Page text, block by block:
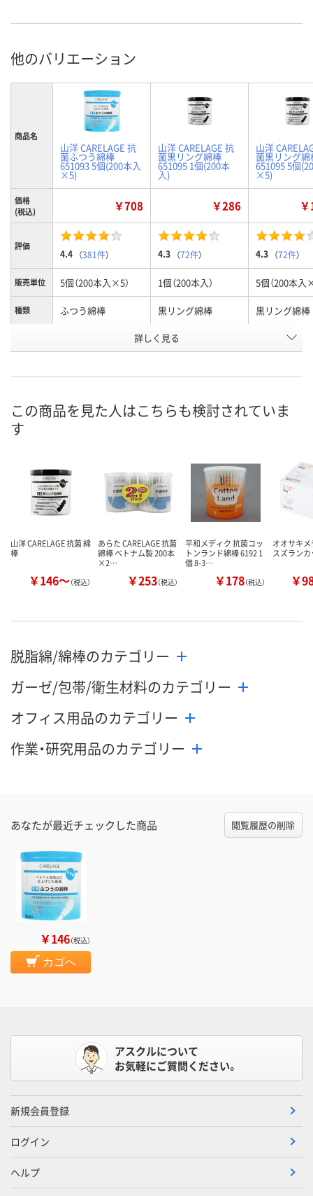
他のバリエーション
商品名
山洋 CARELAGE 抗
菌ふつう綿棒
651093 5個(200本入
×5)
山洋 CARELAGE 抗
菌黒リング綿棒
651095 1個(200本
入)
山洋
菌黒リング綿
651095 5個
×5)
価格
(税込)
￥708 ￥286
評価
4.4 （381件） 4.3 （72件） 4.3 （72件）
販売単位 5個（200本入×5） 1個（200本入） 5個（200本入
種類 ふつう綿棒 黒リング綿棒 黒リング綿棒
NW90064 ER17052
カゴへ カ
詳しく見る
この商品を見た人はこちらも検討されていま
す
山洋 CARELAGE 抗菌 綿
棒
￥146～（税込）
あらた CARELAGE 抗菌
綿棒 ベトナム製 200本
×2…
￥253（税込）
平和メディク 抗菌コッ
トンランド綿棒 6192 1
個 8-3…
￥178（税込）
オオサキ
スズラン
￥
脱脂綿/綿棒のカテゴリー
ガーゼ/包帯/衛生材料のカテゴリー
オフィス用品のカテゴリー
作業・研究用品のカテゴリー
あなたが最近チェックした商品 閲覧履歴の削除
￥146（税込）
カゴへ
アスクルについて
お気軽にご質問ください。
新規会員登録
ログイン
ヘルプ